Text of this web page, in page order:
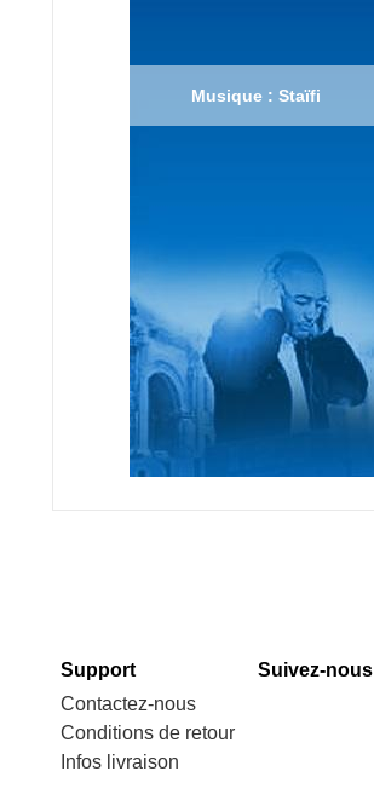
Musique : Staïfi
Support
Contactez-nous
Conditions de retour
Infos livraison
Suivez-nous